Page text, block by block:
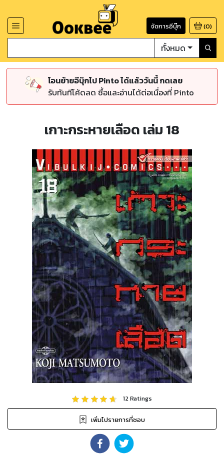
จัดการอีบุ๊ก (0)
ทั้งหมด
โอนย้ายอีบุ๊กไป Pinto ได้แล้ววันนี้ กดเลย
รับทันทีโค้ดลด ซื้อและอ่านได้ต่อเนื่องที่ Pinto
เกาะกระหายเลือด เล่ม 18
12Ratings
เพิ่มไปรายการที่ชอบ